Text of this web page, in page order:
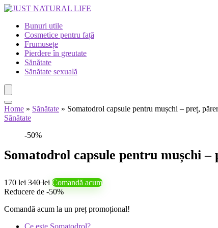
Bunuri utile
Cosmetice pentru față
Frumusețe
Pierdere în greutate
Sănătate
Sănătate sexuală
Home » Sănătate » Somatodrol capsule pentru mușchi – preț,
Sănătate
-50%
Somatodrol capsule pentru mușchi
170 lei 340 lei Comandă acum
Reducere de -50%
Comandă acum la un preț promoțional!
Ce este Somatodrol?